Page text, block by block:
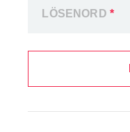
LÖSENORD *